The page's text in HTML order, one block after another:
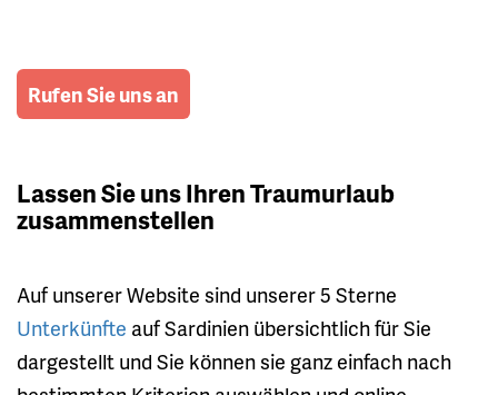
Rufen Sie uns an
Lassen Sie uns Ihren Traumurlaub
zusammenstellen
Auf unserer Website sind unserer 5 Sterne
Unterkünfte auf Sardinien übersichtlich für Sie
dargestellt und Sie können sie ganz einfach nach